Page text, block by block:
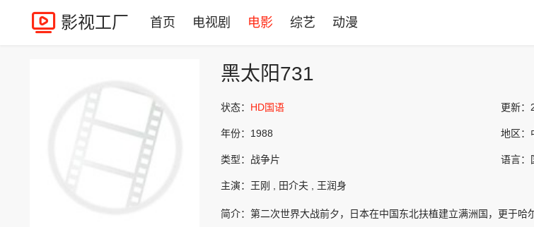
影视工厂 首页 电视剧 电影 综艺 动漫
黑太阳731
状态： HD国语 更新：
年份： 1988 地区：
类型： 战争片 语言：
主演： 王刚 , 田介夫 , 王润身
简介： 第二次世界大战前夕，日本在中国东北扶植建立满洲国，更于